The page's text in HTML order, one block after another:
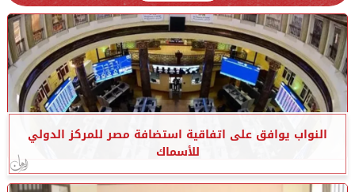
النواب يوافق على اتفاقية استضافة مصر للمركز الدولي
للأسماك